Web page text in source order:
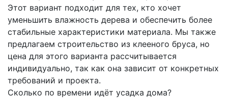
Этот вариант подходит для тех, кто хочет
уменьшить влажность дерева и обеспечить более
стабильные характеристики материала. Мы также
предлагаем строительство из клееного бруса, но
цена для этого варианта рассчитывается
индивидуально, так как она зависит от конкретных
требований и проекта.
Сколько по времени идёт усадка дома?